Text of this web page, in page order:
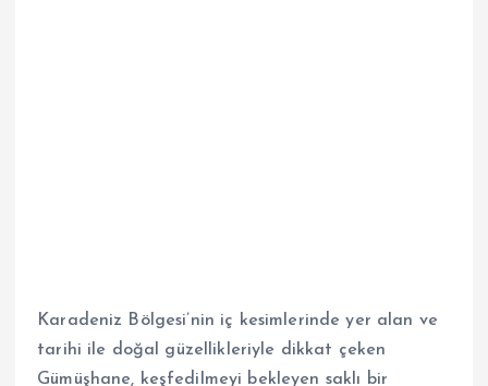
Karadeniz Bölgesi’nin iç kesimlerinde yer alan ve
tarihi ile doğal güzellikleriyle dikkat çeken
Gümüşhane, keşfedilmeyi bekleyen saklı bir